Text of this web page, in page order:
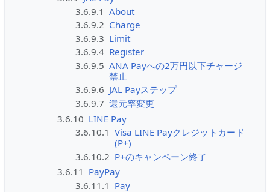
3.6.9.1 About
3.6.9.2 Charge
3.6.9.3 Limit
3.6.9.4 Register
3.6.9.5 ANA Payへの2万円以下チャージ
禁止
3.6.9.6 JAL Payステップ
3.6.9.7 還元率変更
3.6.10 LINE Pay
3.6.10.1 Visa LINE Payクレジットカード
(P+)
3.6.10.2 P+のキャンペーン終了
3.6.11 PayPay
3.6.11.1 Pay